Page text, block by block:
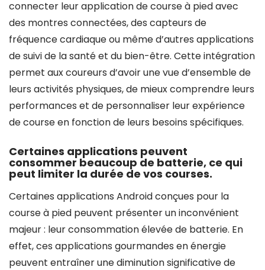
connecter leur application de course à pied avec
des montres connectées, des capteurs de
fréquence cardiaque ou même d’autres applications
de suivi de la santé et du bien-être. Cette intégration
permet aux coureurs d’avoir une vue d’ensemble de
leurs activités physiques, de mieux comprendre leurs
performances et de personnaliser leur expérience
de course en fonction de leurs besoins spécifiques.
Certaines applications peuvent
consommer beaucoup de batterie, ce qui
peut limiter la durée de vos courses.
Certaines applications Android conçues pour la
course à pied peuvent présenter un inconvénient
majeur : leur consommation élevée de batterie. En
effet, ces applications gourmandes en énergie
peuvent entraîner une diminution significative de